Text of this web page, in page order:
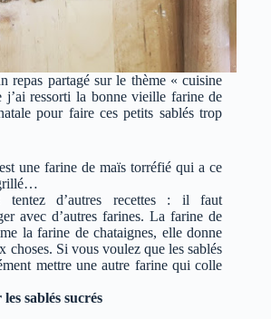
repas partagé sur le thème « cuisine
ressorti la bonne vieille farine de
pour faire ces petits sablés trop
une farine de maïs torréfié qui a ce
d’autres recettes : il faut
avec d’autres farines. La farine de
la farine de chataignes, elle donne
choses. Si vous voulez que les sablés
mettre une autre farine qui colle
sablés sucrés